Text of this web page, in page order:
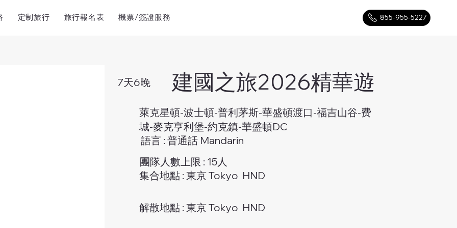
定制旅行 旅行報名表 機票/簽證服務 855-955-5227
萊克星頓-波士頓-普利茅斯-華盛頓渡口-福吉山谷-费
城-麥克亨利堡-約克鎮-華盛頓DC
語言 : 普通話 Mandarin
團隊人數上限 : 15人
解散地點 : 東京 Tokyo HND
集合地點 : 東京 Tokyo HND
建國之旅2026精華遊
7天6晚